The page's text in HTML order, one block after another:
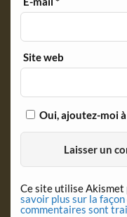
Site web
Oui, ajoutez-moi
Ce site utilise Akismet
savoir plus sur la
commentaires sont